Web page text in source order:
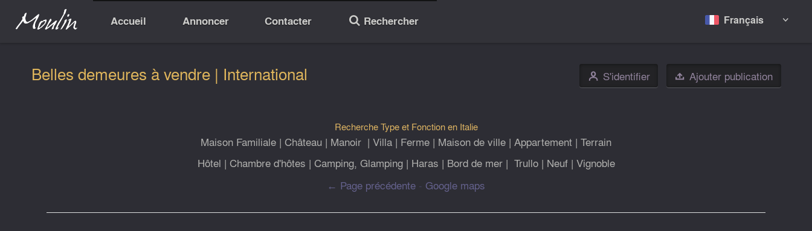
Accueil Annoncer Contacter 🔎 Rechercher Français 
Belles demeures à vendre | International 👤 S'identifier  Ajouter publication
Recherche Type et Fonction en Italie
Maison Familiale | Château | Manoir | Villa | Ferme | Maison de ville | Appartement | Terrain
Hôtel | Chambre d'hôtes | Camping, Glamping| Haras | Bord de mer| Trullo| Neuf| Vignoble
← Page précédente - Google maps